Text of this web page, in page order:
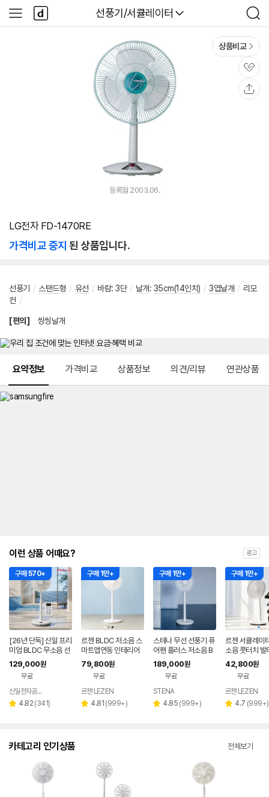
다나와
선풍기/서큘레이터
검
색
사
이
다
나
와
상품비교
관
심
등록월 2003.06.
LG전자 FD-1470RE
가격비교 중지 된 상품입니다.
선풍기 / 스탠드형 / 유선 / 바람: 3단 / 날개: 35cm(14인치) / 3엽날개 / 리모
컨 /
[편의] 씽씽날개
요약정보 가격비교 상품정보 의견/리뷰 연관상품
이런 상품 어때요? 광고
구매 570+
[26년 단독] 신일 프리
미엄 BLDC 무소음 선
풍기 35cm 서큘레이
터 아이보리
129,000원
무료
페이
신일전자공식인증 베스트바이
별 4.82 리
(341)
구매 1만+
르젠 BLDC 저소음 스
마트앱연동 인테리어
써큘레이터 선풍기 LZ
EF-DC290 릴리화이
79,800원
무료
르젠 LEZEN
별 4.81 리
(999+)
구매 1만+
스테나 무선 선풍기 퓨
어팬 플러스 저소음 B
LDC 가정용 아기 신생
아
189,000원
무료
STENA
별 4.85 리
(999+)
구매 1만+
르젠 서큘레이
소음 풋터치 발
모컨 스탠드형
LZEF-R132C
42,800원
무료
르젠 LEZEN
별 4.7 리
(999+)
카테고리 인기상품 전체보기